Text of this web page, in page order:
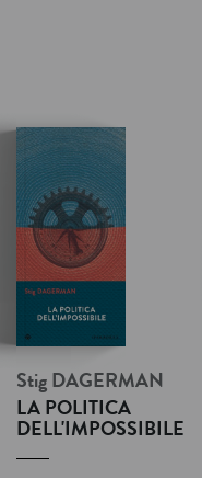
Stig DAGERMAN
LA POLITICA
DELL'IMPOSSIBILE